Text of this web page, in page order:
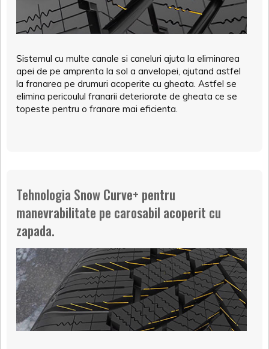
Sistemul cu multe canale si caneluri ajuta la eliminarea
apei de pe amprenta la sol a anvelopei, ajutand astfel
la franarea pe drumuri acoperite cu gheata. Astfel se
elimina pericoulul franarii deteriorate de gheata ce se
topeste pentru o franare mai eficienta.
Tehnologia Snow Curve+ pentru
manevrabilitate pe carosabil acoperit cu
zapada.